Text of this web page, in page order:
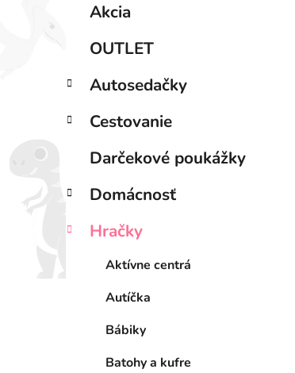
e
Akcia
OUTLET
Autosedačky
Cestovanie
Darčekové poukážky
Domácnosť
Hračky
Aktívne centrá
Autíčka
Bábiky
Batohy a kufre